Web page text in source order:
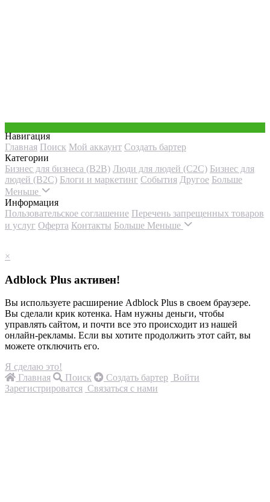
Навигация
Главная Поиск Мой аккаунт Создать бартер
Категории
Бизнес для бизнеса (B2B) Люди для людей (С2С) Бизнес для
людей (B2C) Блоги и маркетинг События Другое Больше
Меньше
Информация
Пользовательское соглашение Перечень запрещенных товаров
и услуг Оферта Контакты Больше Меньше
×
Adblock Plus активен!
Вы используете расширение Adblock Plus в своем браузере.
Вы сделали крик котенка. Нам нужны деньги, чтобы
управлять сайтом, и почти все это происходит из нашей
онлайн-рекламы. Если вы хотите продолжить этот сайт, вы
можете отключить его.
Я сделаю это!
Главная
Поиск Создать бартер Войти
Зарегистрироватся Связаться с нами